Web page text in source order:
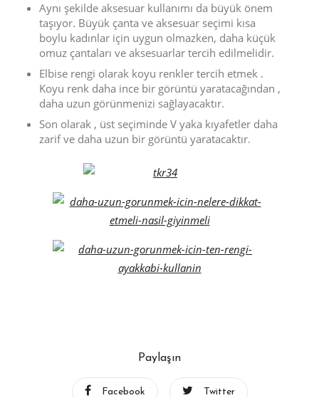
Aynı şekilde aksesuar kullanımı da büyük önem
taşıyor. Büyük çanta ve aksesuar seçimi kısa
boylu kadınlar için uygun olmazken, daha küçük
omuz çantaları ve aksesuarlar tercih edilmelidir.
Elbise rengi olarak koyu renkler tercih etmek .
Koyu renk daha ince bir görüntü yaratacağından ,
daha uzun görünmenizi sağlayacaktır.
Son olarak , üst seçiminde V yaka kıyafetler daha
zarif ve daha uzun bir görüntü yaratacaktır.
Paylaşın
Facebook Twitter